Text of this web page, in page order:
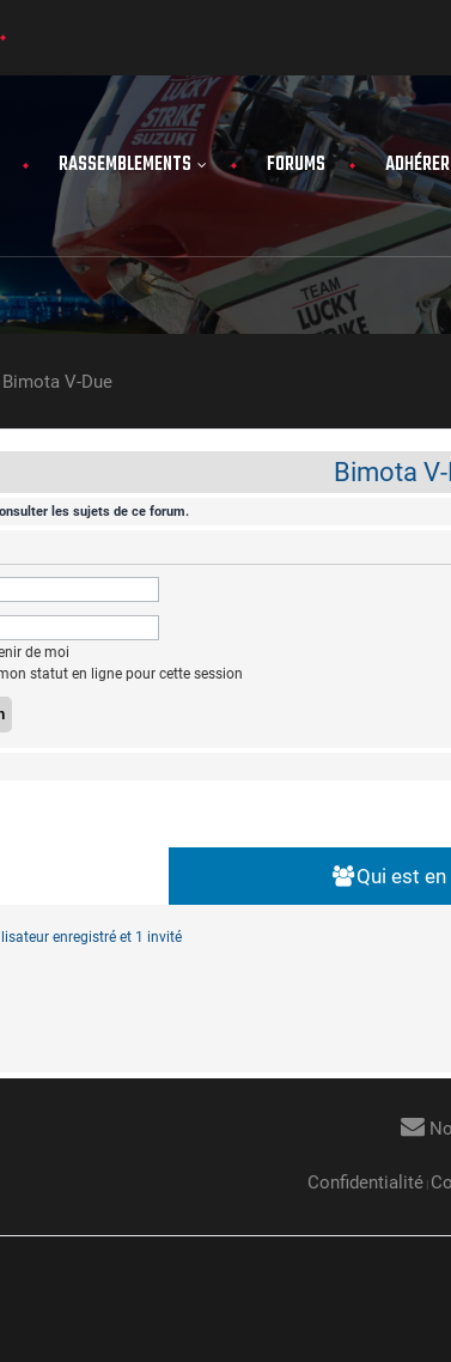
RASSEMBLEMENTS FORUMS ADHÉRER